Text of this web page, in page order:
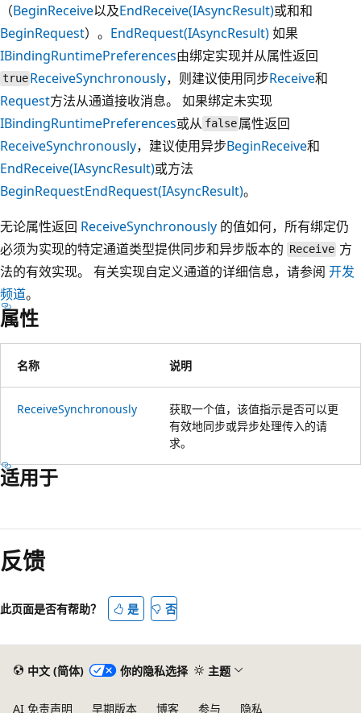
（BeginReceive以及EndReceive(IAsyncResult)或和和
BeginRequest）。 EndRequest(IAsyncResult)如果
IBindingRuntimePreferences由绑定实现并从属性返回
true ReceiveSynchronously，则建议使用同步Receive和
Request方法从通道接收消息。 如果绑定未实现
IBindingRuntimePreferences或从 false 属性返回
ReceiveSynchronously，建议使用异步BeginReceive和
EndReceive(IAsyncResult)或方法
BeginRequestEndRequest(IAsyncResult)。
无论属性返回 ReceiveSynchronously 的值如何，所有绑定仍
必须为实现的特定通道类型提供同步和异步版本的 Receive 方
法的有效实现。 有关实现自定义通道的详细信息，请参阅 开发
频道。
属性
名称 说明
ReceiveSynchronously
获取一个值，该值指示是否可以更
有效地同步或异步处理传入的请
求。
适用于
读
模
已
用
反馈
此页面是否有帮助？ 是 否
中文 (简体) 你的隐私选择 主题
AI 免责声明 早期版本 博客 参与 隐私